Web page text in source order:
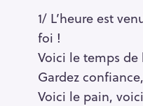
1/ L’heure est
foi !
Voici le temps
Gardez
Voici le pain,